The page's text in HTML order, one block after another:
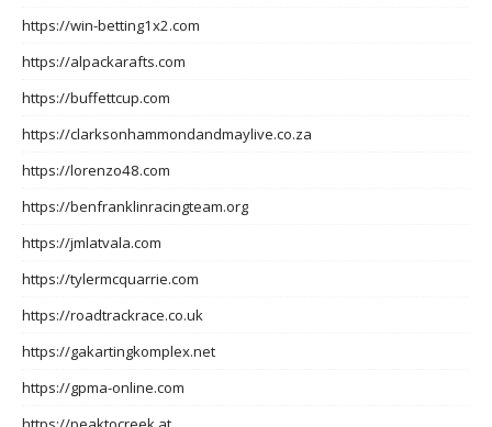
https://win-betting1x2.com
https://alpackarafts.com
https://buffettcup.com
https://clarksonhammondandmaylive.co.za
https://lorenzo48.com
https://benfranklinracingteam.org
https://jmlatvala.com
https://tylermcquarrie.com
https://roadtrackrace.co.uk
https://gakartingkomplex.net
https://gpma-online.com